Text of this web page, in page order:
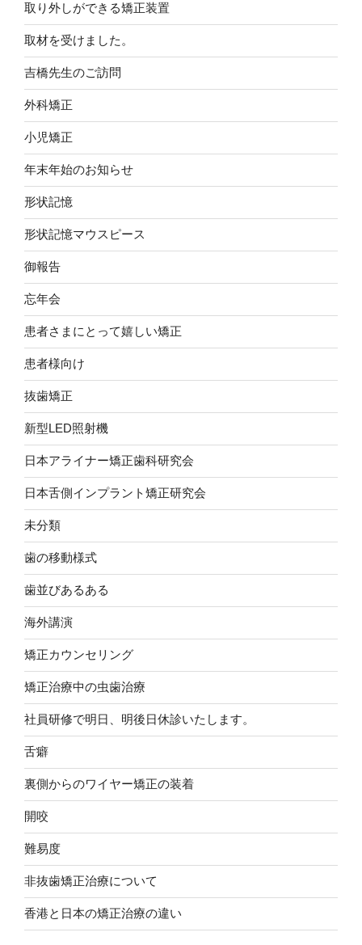
取り外しができる矯正装置
取材を受けました。
吉橋先生のご訪問
外科矯正
小児矯正
年末年始のお知らせ
形状記憶
形状記憶マウスピース
御報告
忘年会
患者さまにとって嬉しい矯正
患者様向け
抜歯矯正
新型LED照射機
日本アライナー矯正歯科研究会
日本舌側インプラント矯正研究会
未分類
歯の移動様式
歯並びあるある
海外講演
矯正カウンセリング
矯正治療中の虫歯治療
社員研修で明日、明後日休診いたします。
舌癖
裏側からのワイヤー矯正の装着
開咬
難易度
非抜歯矯正治療について
香港と日本の矯正治療の違い